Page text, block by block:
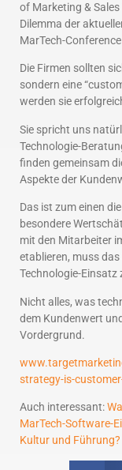
of Marketing &
Dilemma der
MarTech-
Die Firmen sollten
sondern eine
werden sie
Sie spricht uns
Technologie-
finden gemeinsam
Aspekte der
Das ist zum einen
besondere
mit den Mitarbeiter
etablieren, muss das
Technologie-Einsatz
Nicht alles, was
dem Kundenwert
Vordergrund.
strategy-is-
Auch interessant:
MarTech-Software-
Kultur und Führung?